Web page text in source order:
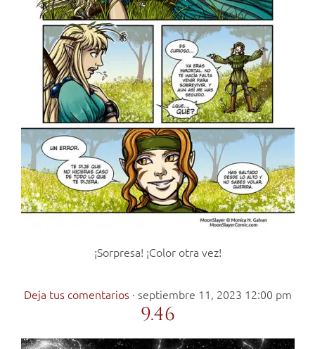
¡Sorpresa! ¡Color otra vez!
Deja tus comentarios· septiembre 11, 2023 12:00 pm
9.46